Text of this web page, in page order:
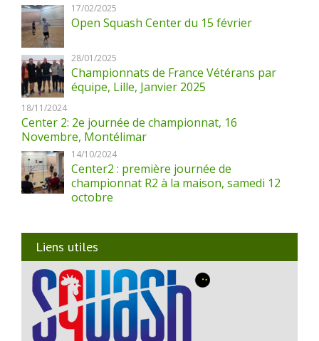
17/02/2025
Open Squash Center du 15 février
28/01/2025
Championnats de France Vétérans par
équipe, Lille, Janvier 2025
18/11/2024
Center 2: 2e journée de championnat, 16
Novembre, Montélimar
14/10/2024
Center2 : première journée de
championnat R2 à la maison, samedi 12
octobre
Liens utiles